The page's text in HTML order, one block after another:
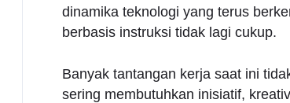
dinamika teknologi yang terus
berbasis instruksi tidak lagi cukup.
Banyak tantangan kerja saat ini
sering membutuhkan inisiatif,